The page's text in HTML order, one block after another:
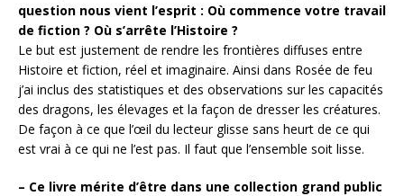
question nous vient l’esprit : Où commence votre travail
de fiction ? Où s’arrête l’Histoire ?
Le but est justement de rendre les frontières diffuses entre
Histoire et fiction, réel et imaginaire. Ainsi dans Rosée de feu
j’ai inclus des statistiques et des observations sur les capacités
des dragons, les élevages et la façon de dresser les créatures.
De façon à ce que l’œil du lecteur glisse sans heurt de ce qui
est vrai à ce qui ne l’est pas. Il faut que l’ensemble soit lisse.
– Ce livre mérite d’être dans une collection grand public